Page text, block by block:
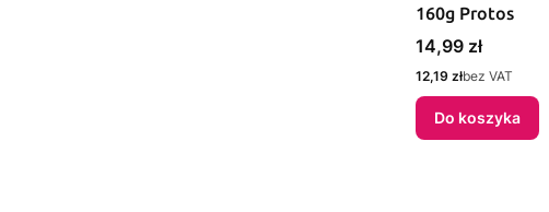
160g Protos
Cena
14,99 zł
Cena
12,19 złbez VAT
Do koszyka